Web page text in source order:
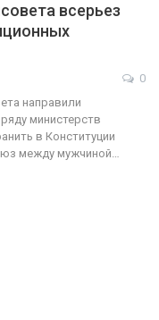
всерьез
0
направили
министерств
в Конституции
между мужчиной…